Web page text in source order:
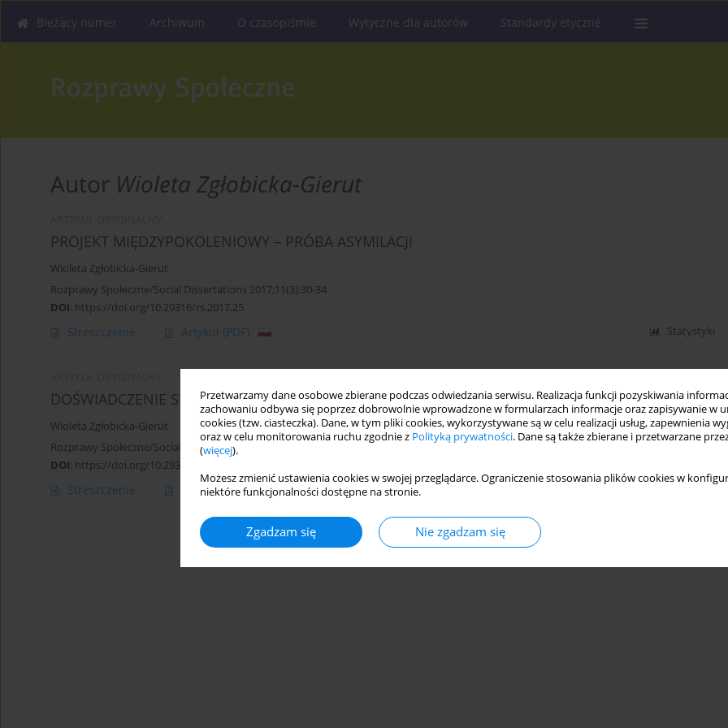
Przetwarzamy dane osobowe zbierane podczas odwiedzania serwisu. Realizacja funkcji pozyskiwania
zachowaniu odbywa się poprzez dobrowolnie wprowadzone w formularzach informacje oraz zapisywanie w
cookies (tzw. ciasteczka). Dane, w tym pliki cookies, wykorzystywane są w celu realizacji usług, zapewnienia
oraz w celu monitorowania ruchu zgodnie z Polityką prywatności. Dane są także zbierane i przetwarzane
(więcej).
Możesz zmienić ustawienia cookies w swojej przeglądarce. Ograniczenie stosowania plików cookies w
niektóre funkcjonalności dostępne na stronie.
Zgadzam się Nie zgadzam się
Bieżący numer Archiwum O czasopiśmie Wytyczne dla autorów Standardy etyczne
Autor Wioleta Zgłobicka-Gierut
PROJEKT MIĘDZYPOKOLENIOWY – PRÓBA ASYMILACJI
Wioleta Zgłobicka-Gierut
Rozprawy Społeczne/Social Dissertations 2017;11(3):30-34
DOI: https://doi.org/10.29316/rs.2017.25
Streszczenie Artykuł (PDF) Statystyki
DOŚWIADCZENIE STAROŚCI W TWÓRCZOŚCI BRONISŁAWY BETLEJ
Wioleta Zgłobicka-Gierut
Rozprawy Społeczne/Social Dissertations 2018;12(1):21-28
DOI: https://doi.org/10.29316/rs.2018.03
Streszczenie Artykuł(PDF) Statystyki